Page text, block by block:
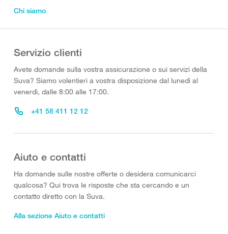
Chi siamo
Servizio clienti
Avete domande sulla vostra assicurazione o sui servizi della
Suva? Siamo volentieri a vostra disposizione dal lunedì al
venerdì, dalle 8:00 alle 17:00.
+41 58 411 12 12
Aiuto e contatti
Ha domande sulle nostre offerte o desidera comunicarci
qualcosa? Qui trova le risposte che sta cercando e un
contatto diretto con la Suva.
Alla sezione Aiuto e contatti